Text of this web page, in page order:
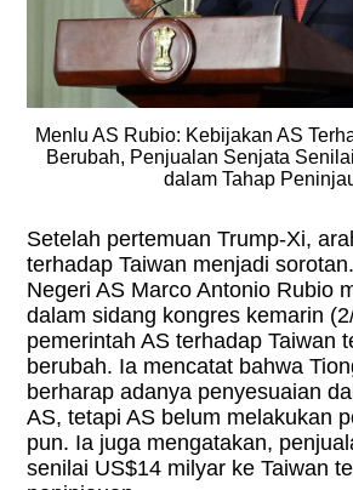
Menlu AS Rubio: Kebijakan AS
Berubah, Penjualan Senjata
dalam Tahap
Setelah pertemuan Trump-Xi,
terhadap Taiwan menjadi
Negeri AS Marco Antonio Rubio
dalam sidang kongres kemarin
pemerintah AS terhadap Taiwan
berubah. Ia mencatat bahwa
berharap adanya penyesuaian
AS, tetapi AS belum melakukan
pun. Ia juga mengatakan,
senilai US$14 milyar ke Taiwan